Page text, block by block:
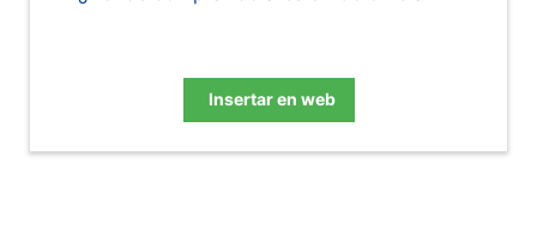
Insertar en web